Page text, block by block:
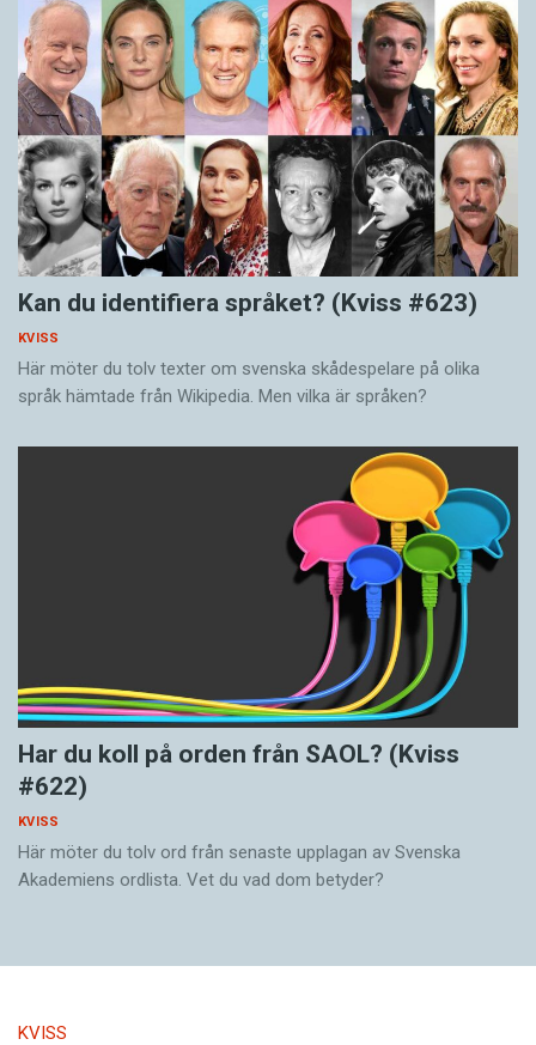
Kan du identifiera språket? (Kviss #623)
KVISS
Här möter du tolv texter om svenska skådespelare på olika
språk hämtade från Wikipedia. Men vilka är språken?
Har du koll på orden från SAOL? (Kviss
#622)
KVISS
Här möter du tolv ord från senaste upplagan av Svenska
Akademiens ordlista. Vet du vad dom betyder?
KVISS